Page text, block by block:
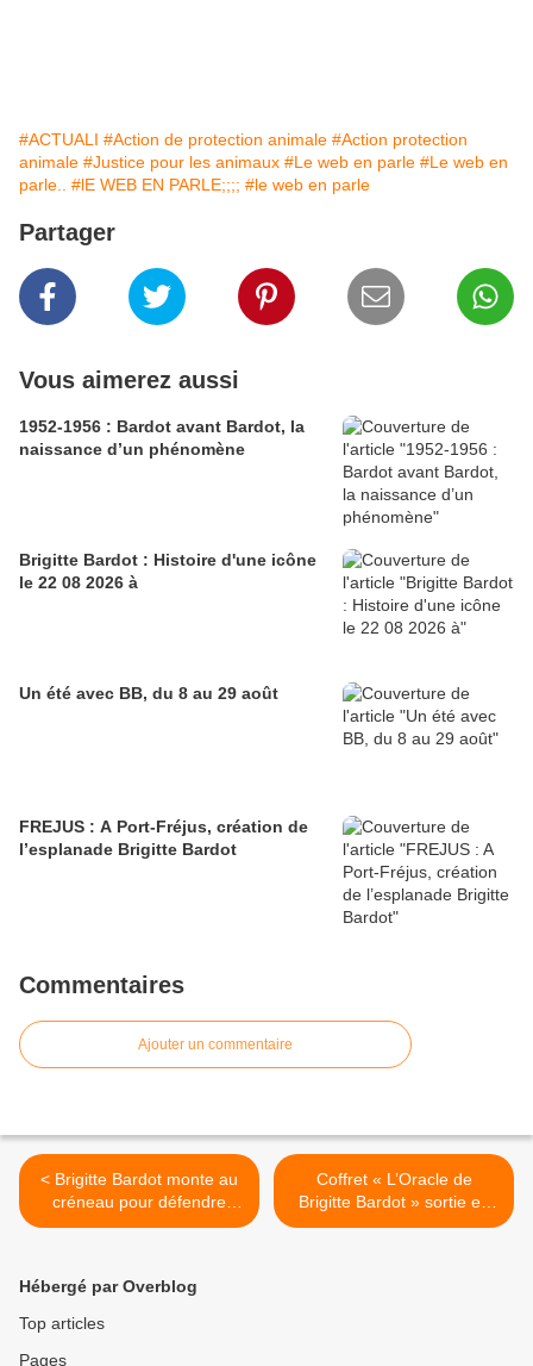
#ACTUALI #Action de protection animale #Action protection
animale #Justice pour les animaux #Le web en parle #Le web en
parle..
#lE WEB EN PARLE;;;; #le web en parle
Partager
Vous aimerez aussi
1952-1956 : Bardot avant Bardot, la
naissance d’un phénomène
Brigitte Bardot : Histoire d'une icône
le 22 08 2026 à
Un été avec BB, du 8 au 29 août
FREJUS : A Port-Fréjus, création de
l’esplanade Brigitte Bardot
Commentaires
Ajouter un commentaire
< Brigitte Bardot monte au
créneau pour défendre
Alain Delon
Coffret « L’Oracle de
Brigitte Bardot » sortie en
mars 2024 >
Hébergé par Overblog
Top articles
Pages